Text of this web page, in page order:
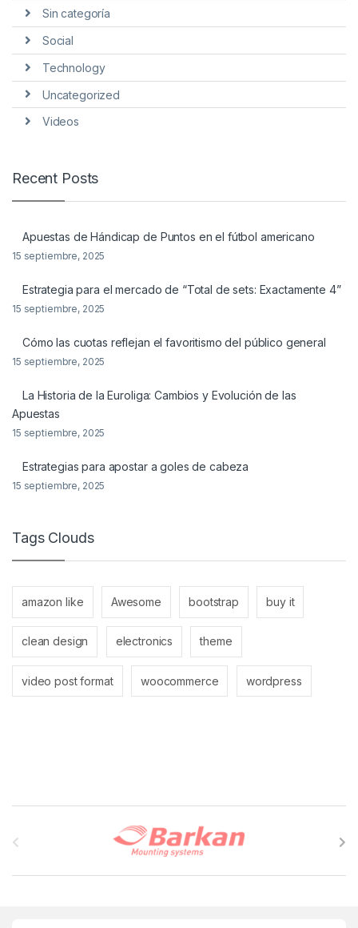
Sin categoría
Social
Technology
Uncategorized
Videos
Recent Posts
Apuestas de Hándicap de Puntos en el fútbol americano
15 septiembre, 2025
Estrategia para el mercado de “Total de sets: Exactamente 4”
15 septiembre, 2025
Cómo las cuotas reflejan el favoritismo del público general
15 septiembre, 2025
La Historia de la Euroliga: Cambios y Evolución de las
Apuestas
15 septiembre, 2025
Estrategias para apostar a goles de cabeza
15 septiembre, 2025
Tags Clouds
amazon like Awesome bootstrap buy it
clean design electronics theme
video post format woocommerce wordpress